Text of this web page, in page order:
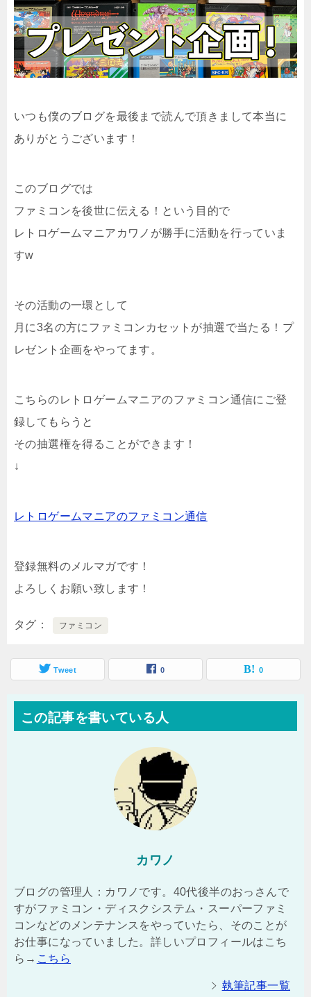
いつも僕のブログを最後まで読んで頂きまして本当に
ありがとうございます！
このブログでは
ファミコンを後世に伝える！という目的で
レトロゲームマニアカワノが勝手に活動を行っていま
すw
その活動の一環として
月に3名の方にファミコンカセットが抽選で当たる！プ
レゼント企画をやってます。
こちらのレトロゲームマニアのファミコン通信にご登
録してもらうと
その抽選権を得ることができます！
↓
レトロゲームマニアのファミコン通信
登録無料のメルマガです！
よろしくお願い致します！
タグ ファミコン
Tweet 0 0
この記事を書いている人
カワノ
ブログの管理人：カワノです。40代後半のおっさんで
すがファミコン・ディスクシステム・スーパーファミ
コンなどのメンテナンスをやっていたら、そのことが
お仕事になっていました。詳しいプロフィールはこち
ら→ こちら
執筆記事一覧